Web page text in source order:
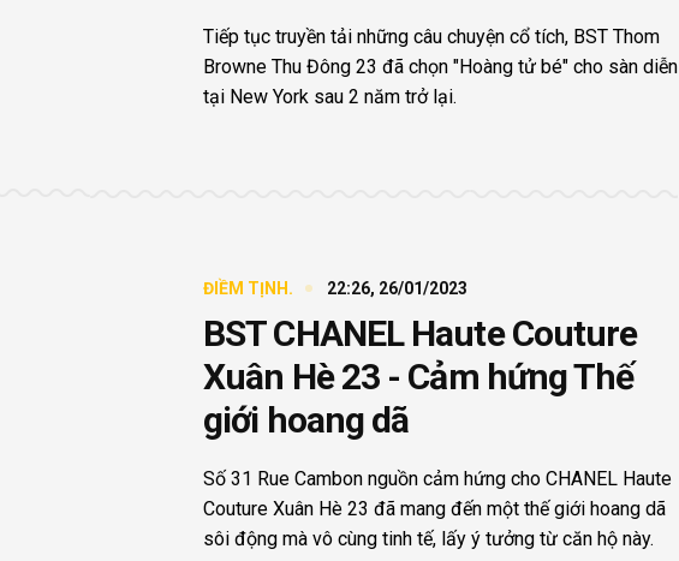
Tiếp tục truyền tải những câu chuyện cổ tích, BST Thom
Browne Thu Đông 23 đã chọn "Hoàng tử bé" cho sàn diễn
tại New York sau 2 năm trở lại.
ĐIỀM TỊNH. 22:26, 26/01/2023
BST CHANEL Haute Couture
Xuân Hè 23 - Cảm hứng Thế
giới hoang dã
Số 31 Rue Cambon nguồn cảm hứng cho CHANEL Haute
Couture Xuân Hè 23 đã mang đến một thế giới hoang dã
sôi động mà vô cùng tinh tế, lấy ý tưởng từ căn hộ này.